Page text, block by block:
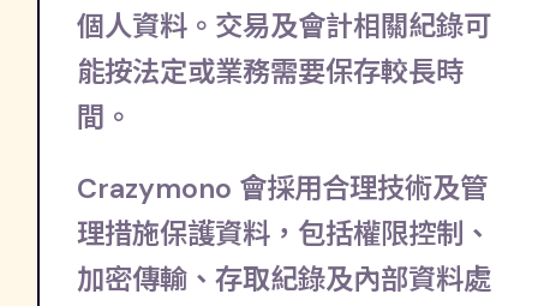
個人資料。交易及會計相關紀錄可
能按法定或業務需要保存較長時
間。
Crazymono 會採用合理技術及管
理措施保護資料，包括權限控制、
加密傳輸、存取紀錄及內部資料處